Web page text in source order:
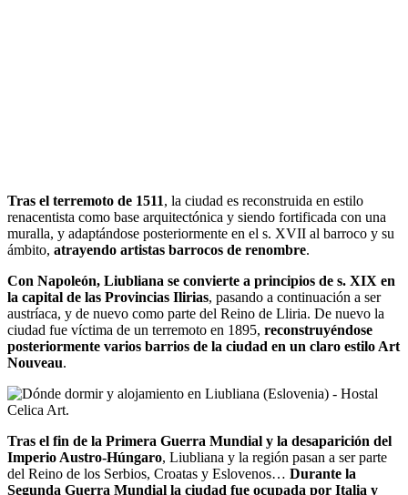
Tras el terremoto de 1511, la ciudad es reconstruida en estilo
renacentista como base arquitectónica y siendo fortificada con una
muralla, y adaptándose posteriormente en el s. XVII al barroco y su
ámbito, atrayendo artistas barrocos de renombre.
Con Napoleón, Liubliana se convierte a principios de s. XIX en
la capital de las Provincias Ilirias, pasando a continuación a ser
austríaca, y de nuevo como parte del Reino de Lliria. De nuevo la
ciudad fue víctima de un terremoto en 1895, reconstruyéndose
posteriormente varios barrios de la ciudad en un claro estilo Art
Nouveau.
Tras el fin de la Primera Guerra Mundial y la desaparición del
Imperio Austro-Húngaro, Liubliana y la región pasan a ser parte
del Reino de los Serbios, Croatas y Eslovenos… Durante la
Segunda Guerra Mundial la ciudad fue ocupada por Italia y